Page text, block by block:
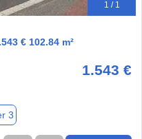
1 / 1
€ 102.84 m²
1.543 €
3